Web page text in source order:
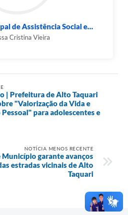
de Assistência Social e...
Cristina Vieira
| Prefeitura de Alto Taquari
"Valorização da Vida e
para adolescentes e
NOTÍCIA MENOS RECENTE
Município garante avanços
estradas vicinais de Alto
Taquari